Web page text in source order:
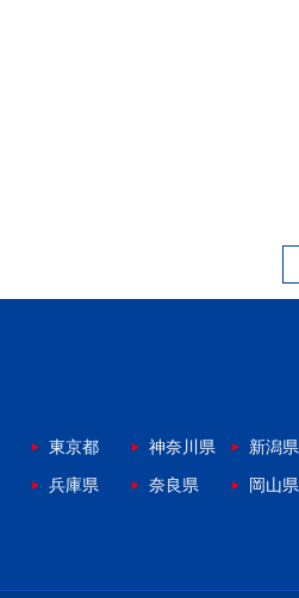
東京都 神奈川県
新潟県
兵庫県 奈良県
岡山県